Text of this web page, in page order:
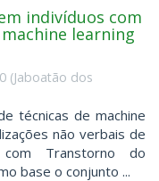
indivíduos com
learning
(Jaboatão dos
técnicas de machine
não verbais de
com Transtorno do
base o conjunto ...